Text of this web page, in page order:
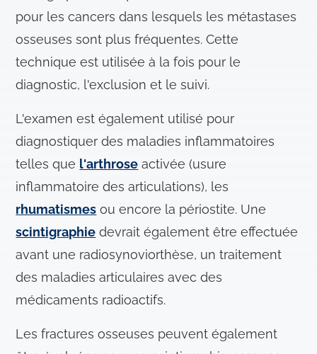
pour les cancers dans lesquels les métastases
osseuses sont plus fréquentes. Cette
technique est utilisée à la fois pour le
diagnostic, l'exclusion et le suivi.
L'examen est également utilisé pour
diagnostiquer des maladies inflammatoires
telles que l'arthrose activée (usure
inflammatoire des articulations), les
rhumatismes ou encore la périostite. Une
scintigraphie devrait également être effectuée
avant une radiosynoviorthèse, un traitement
des maladies articulaires avec des
médicaments radioactifs.
Les fractures osseuses peuvent également